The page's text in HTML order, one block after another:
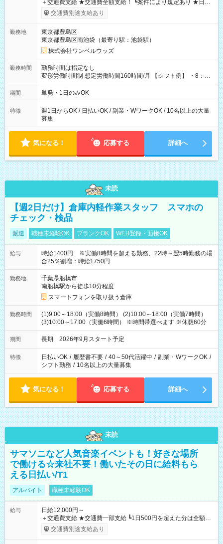
＋交通費支給 ★交通費全額支給！ ┗案件により規定あり ★日払
いOK！（規定あり） ┗働いたその日に現金GET♪ お仕事後はコ
ンビニATMから 日払い分を引き落とせます！ 【試用期間】試
交通費別途支給あり
勤務地
東京都豊島区
東京都豊島区南池袋（最寄り駅：池袋駅）
株式会社ワンベルウッズ
勤務時間
勤務時間は指定なし
変形労働時間制 想定労働時間160時間/月 【シフト例】 ・8：00
～21：00
期間 単発・1日のみOK
特徴
週1日からOK / 日払いOK / 副業・WワークOK / 10名以上の大量
募集
気になる！ 応募する 詳細へ
未読
【週2日だけ】倉庫内軽作業スタッフ スマホの
チェック・検品
派遣 職種未経験OK ブランクOK WEB登録・面接OK
給与
時給1400円 ※実働8時間を超える勤務、22時～翌5時勤務の場
合25％割増：時給1750円
勤務地
千葉県船橋市
南船橋駅から徒歩10分程度
スマートフォンを取り扱う倉庫
勤務時間
(1)9:00～18:00（実働8時間） (2)10:00～18:00（実働7時間）
(3)10:00～17:00（実働6時間） ※時間帯選べます ※休憩60分
期間 長期 2026年9月スタート予定
特徴 日払いOK / 履歴書不要 / 40～50代活躍中 / 副業・WワークOK /
シフト勤務 / 10名以上の大量募集
気になる！ 応募する 詳細へ
未読
サマソニなど人気音楽イベントも！好きな場所
で働ける☆来社不要！働いたその日に給料もら
える日払い/T1
アルバイト 職種未経験OK
給与
日給12,000円～
＋交通費支給 ★交通費一部支給 ┗1日500円を超えた分は全額支
給！ ※往復500円以内の方は自己負担となります ★日払いOK！
（規定あり） ┗働いたその日に現金GET♪ お仕事後はコンビニ
交通費別途支給あり